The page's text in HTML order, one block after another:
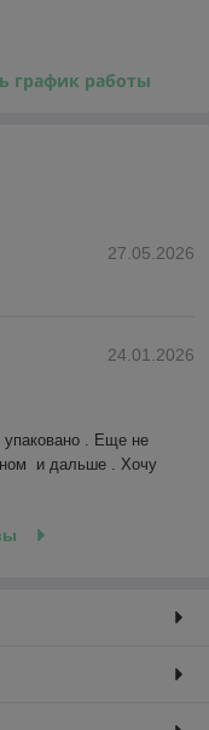
график работы
27.05.2026
24.01.2026
упаковано . Еще не
и дальше . Хочу